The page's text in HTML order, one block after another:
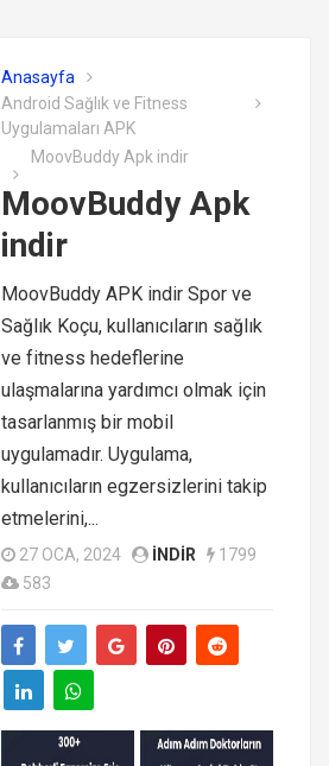
Anasayfa
Android Sağlık ve Fitness
Uygulamaları APK
MoovBuddy Apk indir
MoovBuddy Apk
indir
MoovBuddy APK indir Spor ve
Sağlık Koçu, kullanıcıların sağlık
ve fitness hedeflerine
ulaşmalarına yardımcı olmak için
tasarlanmış bir mobil
uygulamadır. Uygulama,
kullanıcıların egzersizlerini takip
etmelerini,...
27 OCA, 2024 INDIR
1799
583